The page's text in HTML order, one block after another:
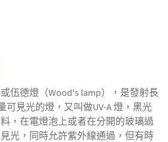
伍德燈（Wood's lamp），是發射長
可見光的燈，又叫做UV-A 燈，黑光
，在電燈泡上或者在分開的玻璃過
光，同時允許紫外線通過，但有時